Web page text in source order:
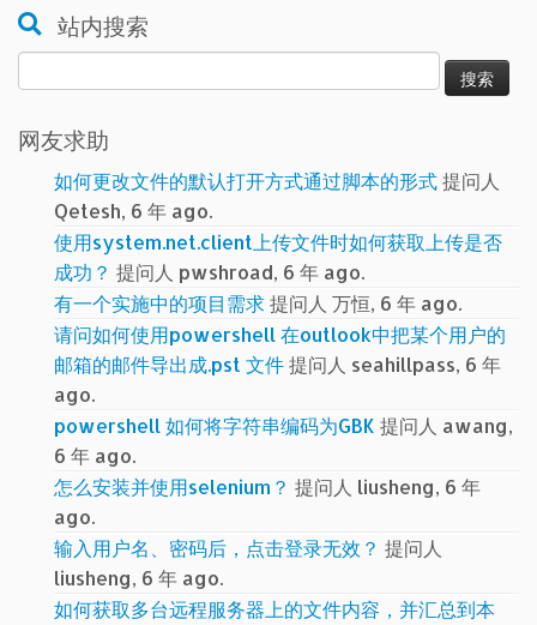
站内搜索
索：
网友求助
如何更改文件的默认打开方式通过脚本的形式提问人
Qetesh, 6 年 ago.
使用system.net.client上传文件时如何获取上传是否
成功？ 提问人 pwshroad, 6 年 ago.
有一个实施中的项目需求提问人 万恒, 6 年 ago.
请问如何使用powershell 在outlook中把某个用户的
邮箱的邮件导出成.pst 文件提问人 seahillpass, 6 年
ago.
powershell 如何将字符串编码为GBK 提问人 awang,
6 年 ago.
怎么安装并使用selenium？ 提问人 liusheng, 6 年
ago.
输入用户名、密码后，点击登录无效？ 提问人
liusheng, 6 年 ago.
如何获取多台远程服务器上的文件内容，并汇总到本